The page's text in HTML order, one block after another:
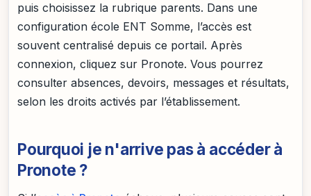
puis choisissez la rubrique parents. Dans une
configuration école ENT Somme, l’accès est
souvent centralisé depuis ce portail. Après
connexion, cliquez sur Pronote. Vous pourrez
consulter absences, devoirs, messages et résultats,
selon les droits activés par l’établissement.
Pourquoi je n'arrive pas à accéder à
Pronote ?